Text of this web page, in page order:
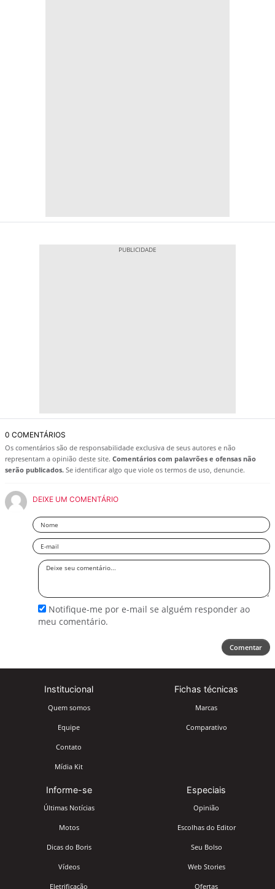
0 COMENTÁRIOS
Os comentários são de responsabilidade exclusiva de seus autores e não
representam a opinião deste site. Comentários com palavrões e ofensas não
serão publicados. Se identificar algo que viole os termos de uso, denuncie.
DEIXE UM COMENTÁRIO
Nome
Email
Deixe
Notifique-me por e-mail se alguém responder ao
meu comentário.
Comentar
Institucional
Quem somos
Equipe
Contato
Mídia Kit
Fichas técnicas
Marcas
Comparativo
Informe-se
Últimas Notícias
Motos
Dicas do Boris
Vídeos
Eletrificação
Especiais
Opinião
Escolhas do Editor
Seu Bolso
Web Stories
Ofertas